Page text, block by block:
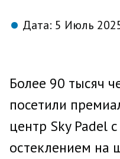
Дата: 5 Июль
Более 90 тысяч
посетили
центр Sky Padel
остеклением на